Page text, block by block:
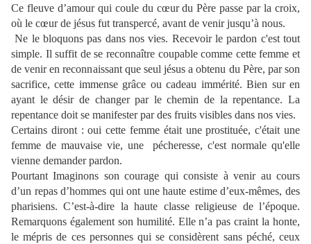
Ce fleuve d’amour qui coule du cœur du Père passe par la croix,
où le cœur de jésus fut transpercé, avant de venir jusqu’à nous.
Ne le bloquons pas dans nos vies. Recevoir le pardon c'est tout
simple. Il suffit de se reconnaître coupable comme cette femme et
de venir en reconnaissant que seul jésus a obtenu du Père, par son
sacrifice, cette immense grâce ou cadeau immérité. Bien sur en
ayant le désir de changer par le chemin de la repentance. La
repentance doit se manifester par des fruits visibles dans nos vies.
Certains diront : oui cette femme était une prostituée, c'était une
femme de mauvaise vie, une pécheresse, c'est normale qu'elle
vienne demander pardon.
Pourtant Imaginons son courage qui consiste à venir au cours
d’un repas d’hommes qui ont une haute estime d’eux-mêmes, des
pharisiens. C’est-à-dire la haute classe religieuse de l’époque.
Remarquons également son humilité. Elle n’a pas craint la honte,
le mépris de ces personnes qui se considèrent sans péché, ceux